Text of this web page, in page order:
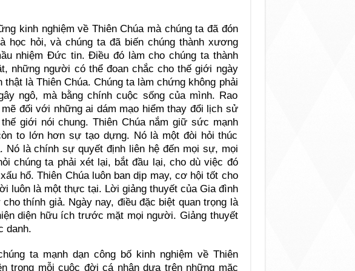
kinh nghiệm về Thiên Chúa mà chúng ta đã đón
học hỏi, và chúng ta đã biến chúng thành xương
nhiệm Ðức tin. Ðiều đó làm cho chúng ta thành
những người có thể đoan chắc cho thế giới ngày
là Thiên Chúa. Chúng ta làm chứng không phải
ngô, mà bằng chính cuộc sống của mình. Rao
đối với những ai dám mạo hiểm thay đổi lịch sử
giới nói chung. Thiên Chúa nắm giữ sức mạnh
to lớn hơn sự tạo dựng. Nó là một đòi hỏi thúc
Nó là chính sự quyết định liên hệ đến mọi sự, mọi
chúng ta phải xét lại, bắt đầu lại, cho dù việc đó
hổ. Thiên Chúa luôn ban dịp may, cơ hội tốt cho
luôn là một thực tại. Lời giảng thuyết của Gia đình
thính giả. Ngày nay, điều đặc biệt quan trọng là
diện hữu ích trước mặt mọi người. Giảng thuyết
danh.
ta mạnh dạn công bố kinh nghiệm về Thiên
trong mỗi cuộc đời cá nhân dựa trên những mặc